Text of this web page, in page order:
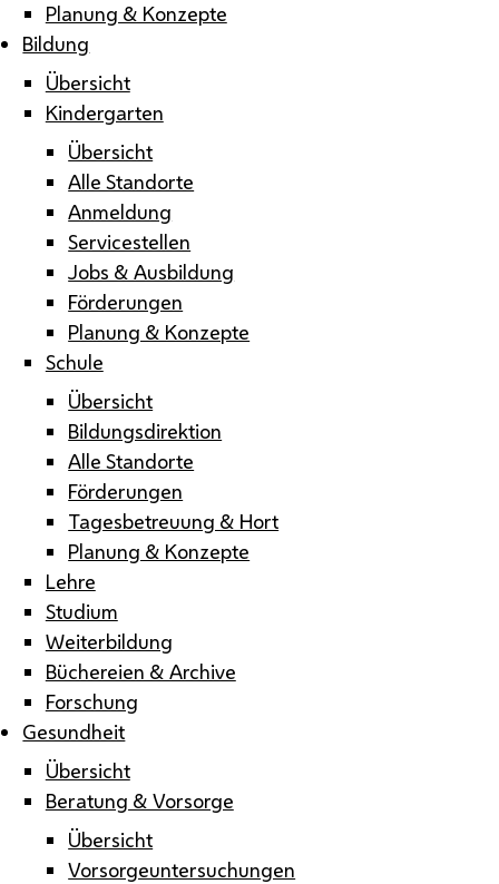
Planung & Konzepte
Bildung
Übersicht
Kindergarten
Übersicht
Alle Standorte
Anmeldung
Servicestellen
Jobs & Ausbildung
Förderungen
Planung & Konzepte
Schule
Übersicht
Bildungsdirektion
Alle Standorte
Förderungen
Tagesbetreuung & Hort
Planung & Konzepte
Lehre
Studium
Weiterbildung
Büchereien & Archive
Forschung
Gesundheit
Übersicht
Beratung & Vorsorge
Übersicht
Vorsorgeuntersuchungen